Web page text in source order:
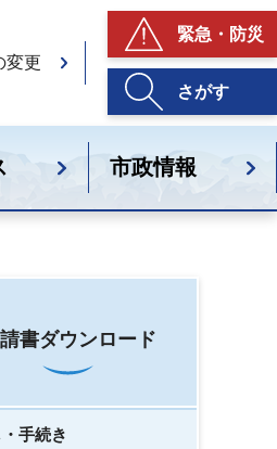
変更
緊急・防災
さがす
市政情報
書ダウンロード
手続き